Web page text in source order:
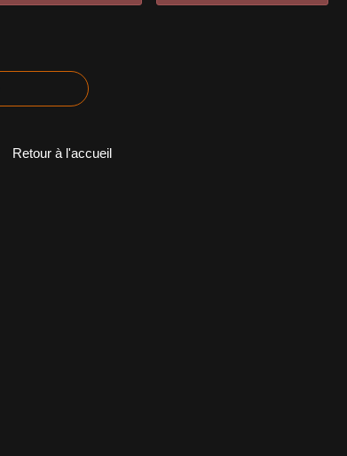
Retour à l'accueil